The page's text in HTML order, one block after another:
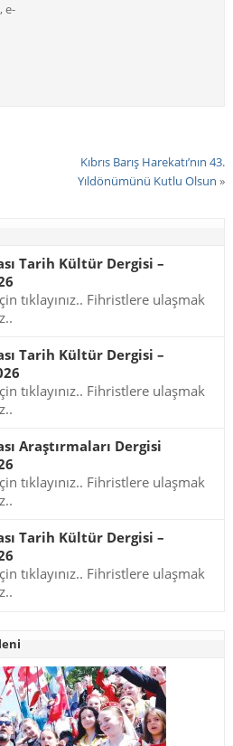
e-
Kıbrıs Barış Harekatı’nın 43.
Yıldönümünü Kutlu Olsun »
Tarih Kültür Dergisi –
tıklayınız.. Fihristlere ulaşmak
Tarih Kültür Dergisi –
tıklayınız.. Fihristlere ulaşmak
Araştırmaları Dergisi
tıklayınız.. Fihristlere ulaşmak
Tarih Kültür Dergisi –
tıklayınız.. Fihristlere ulaşmak